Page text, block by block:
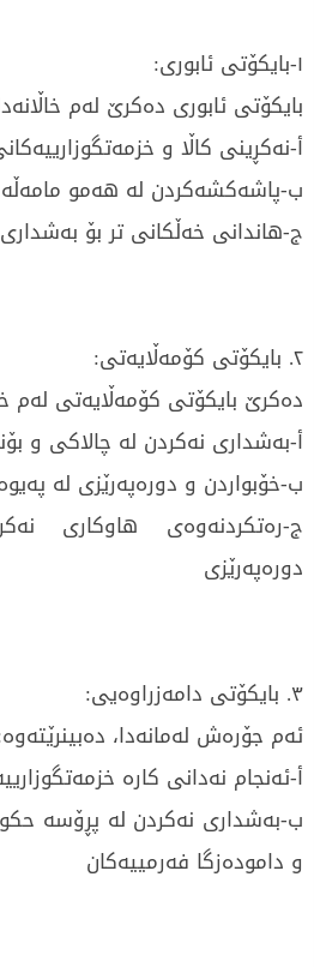
١-بایکۆتی ئابوری:
بایکۆتی ئابوری دەکرێ لەم
‌أ-نەکڕینی کاڵا و
ب-پاشەکشەکردن لە هەمو مامەڵە
ج-هاندانی خەڵکانی تر بۆ
٢. بایکۆتی کۆمەڵایەتی:
دەکرێ بایکۆتی کۆمەڵایەتی لەم
أ-بەشداری نەکردن لە چالاکی و
ب-خۆبواردن و دورەپەرێزی لە
ج-رەتکردنەوەی هاوکاری
دورەپەرێزی
٣. بایکۆتی دامەزراوەیی:
ئەم جۆرەش لەمانەدا،
أ-ئەنجام نەدانی کارە
ب-بەشداری نەکردن لە پڕۆسە
و دامودەزگا فەرمییەکان